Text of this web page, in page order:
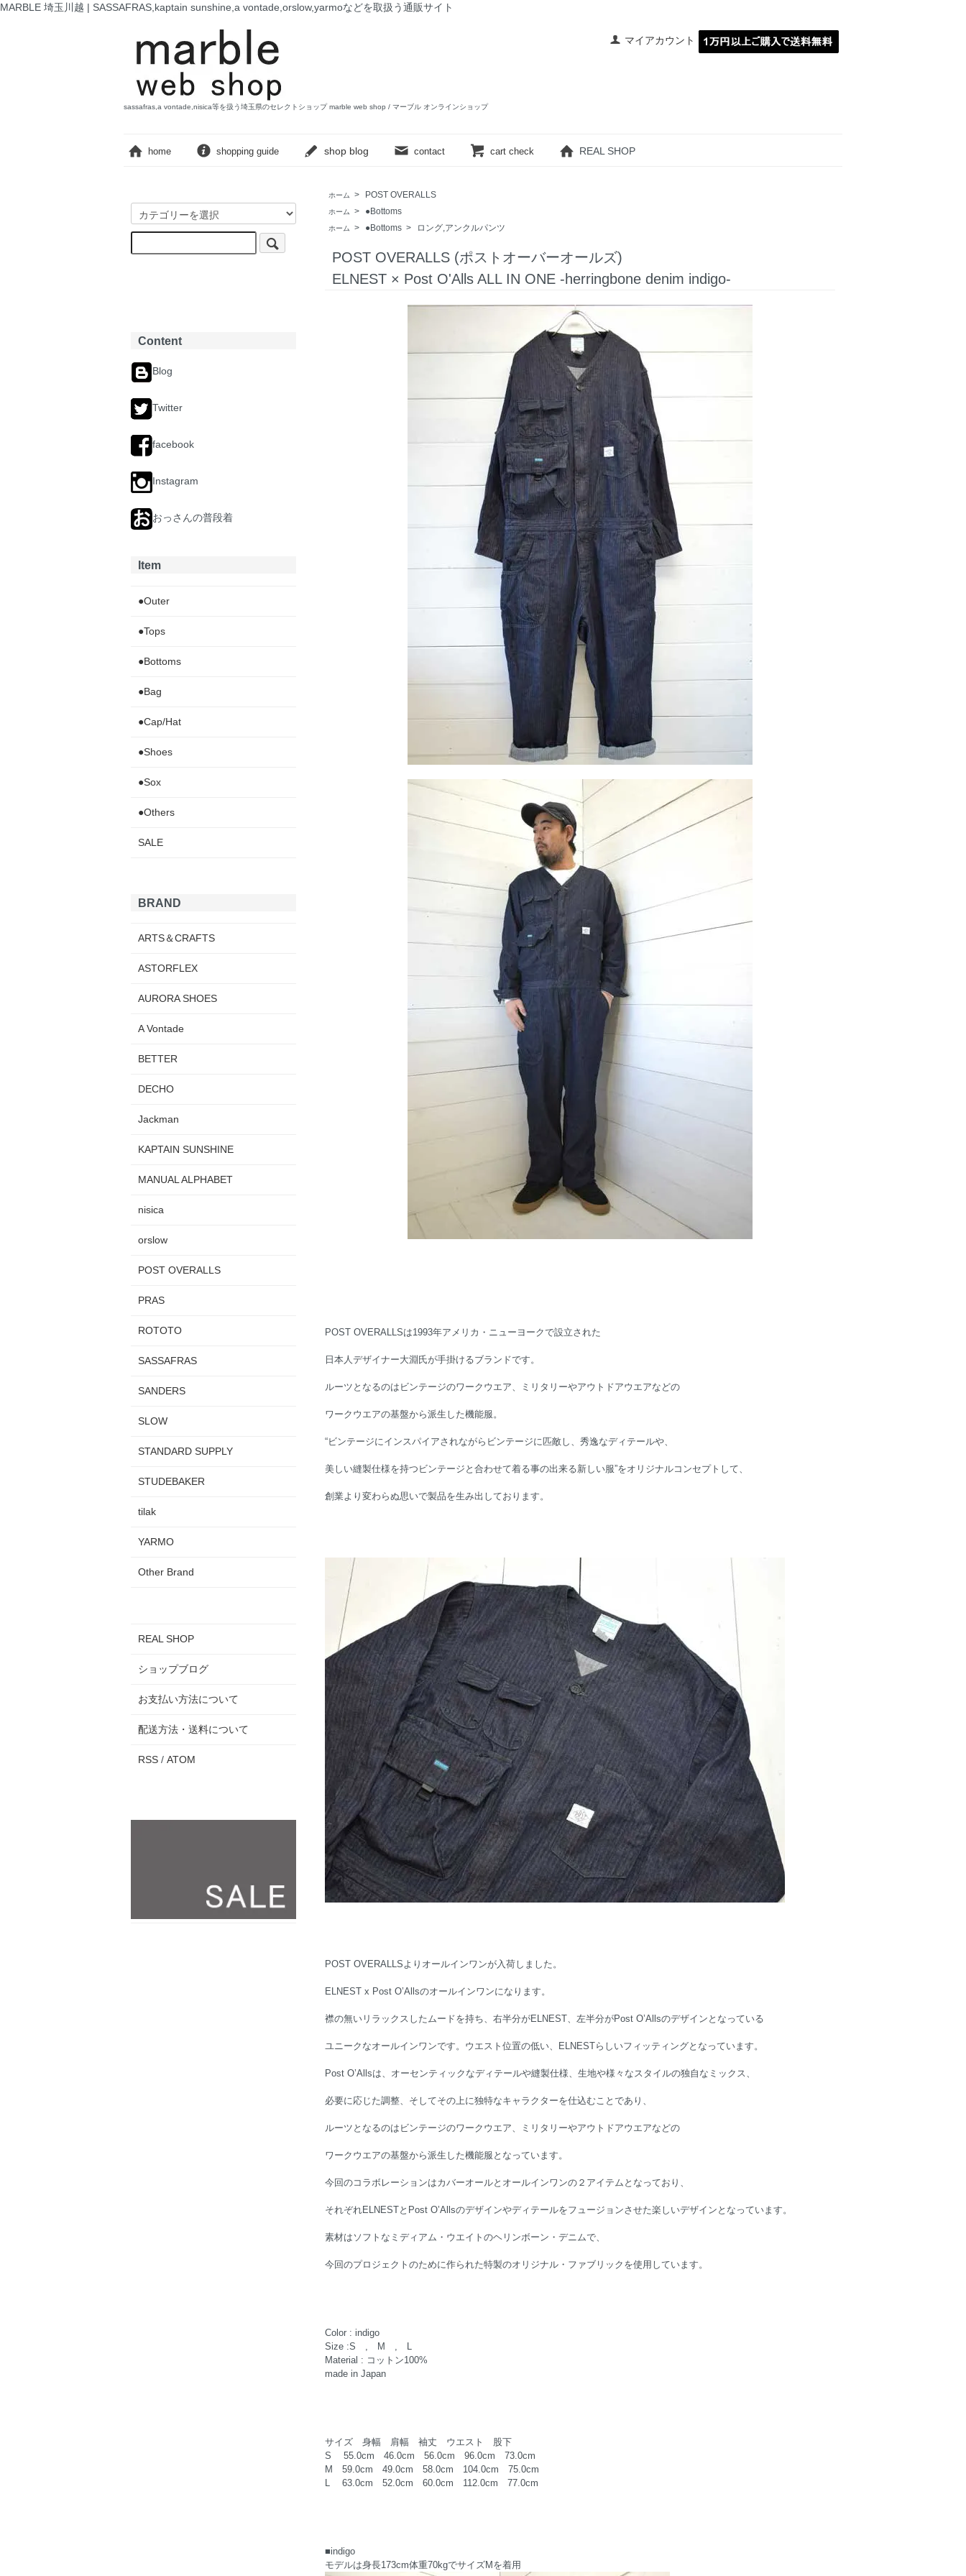
MARBLE 埼玉川越 | SASSAFRAS,kaptain sunshine,a vontade,orslow,yarmoなどを取扱う通販サイト
マイアカウント
sassafras,a vontade,nisica等を扱う埼玉県のセレクトショップ marble web shop / マーブル オンラインショップ
home shopping guide shop blog contact cart check REAL SHOP
ホーム > POST OVERALLS
ホーム > ●Bottoms
ホーム > ●Bottoms > ロング,アンクルパンツ
POST OVERALLS (ポストオーバーオールズ)
ELNEST × Post O'Alls ALL IN ONE -herringbone denim indigo-
POST OVERALLSは1993年アメリカ・ニューヨークで設立された
日本人デザイナー大淵氏が手掛けるブランドです。
ルーツとなるのはビンテージのワークウエア、ミリタリーやアウトドアウエアなどの
ワークウエアの基盤から派生した機能服。
“ビンテージにインスパイアされながらビンテージに匹敵し、秀逸なディテールや、
美しい縫製仕様を持つビンテージと合わせて着る事の出来る新しい服”をオリジナルコンセプトして、
創業より変わらぬ思いで製品を生み出しております。
POST OVERALLSよりオールインワンが入荷しました。
ELNEST x Post O’Allsのオールインワンになります。
襟の無いリラックスしたムードを持ち、右半分がELNEST、左半分がPost O’Allsのデザインとなっている
ユニークなオールインワンです。ウエスト位置の低い、ELNESTらしいフィッティングとなっています。
Post O’Allsは、オーセンティックなディテールや縫製仕様、生地や様々なスタイルの独自なミックス、
必要に応じた調整、そしてその上に独特なキャラクターを仕込むことであり、
ルーツとなるのはビンテージのワークウエア、ミリタリーやアウトドアウエアなどの
ワークウエアの基盤から派生した機能服となっています。
今回のコラボレーションはカバーオールとオールインワンの２アイテムとなっており、
それぞれELNESTとPost O’Allsのデザインやディテールをフュージョンさせた楽しいデザインとなっています。
素材はソフトなミディアム・ウエイトのヘリンボーン・デニムで、
今回のプロジェクトのために作られた特製のオリジナル・ファブリックを使用しています。
Color : indigo
Size :S , M , L
Material : コットン100%
made in Japan
サイズ 身幅 肩幅 袖丈 ウエスト 股下
S 55.0cm 46.0cm 56.0cm 96.0cm 73.0cm
M 59.0cm 49.0cm 58.0cm 104.0cm 75.0cm
L 63.0cm 52.0cm 60.0cm 112.0cm 77.0cm
■indigo
モデルは身長173cm体重70kgでサイズMを着用
Content
Blog
Twitter
facebook
Instagram
おっさんの普段着
Item
●Outer
●Tops
●Bottoms
●Bag
●Cap/Hat
●Shoes
●Sox
●Others
SALE
BRAND
ARTS＆CRAFTS
ASTORFLEX
AURORA SHOES
A Vontade
BETTER
DECHO
Jackman
KAPTAIN SUNSHINE
MANUAL ALPHABET
nisica
orslow
POST OVERALLS
PRAS
ROTOTO
SASSAFRAS
SANDERS
SLOW
STANDARD SUPPLY
STUDEBAKER
tilak
YARMO
Other Brand
REAL SHOP
ショップブログ
お支払い方法について
配送方法・送料について
RSS / ATOM